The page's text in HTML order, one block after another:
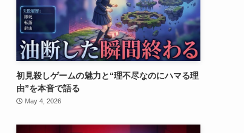
初見殺しゲームの魅力と“理不尽なのにハマる理
由”を本音で語る
May 4, 2026